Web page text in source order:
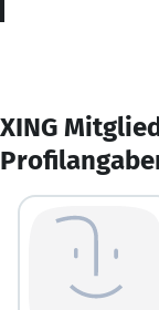
XING